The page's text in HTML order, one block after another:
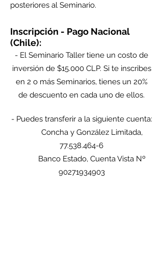
posteriores al Seminario.
Inscripción - Pago Nacional
(Chile):
- El Seminario Taller tiene un costo de
inversión de $15.000 CLP. Si te inscribes
en 2 o más Seminarios, tienes un 20%
de descuento en cada uno de ellos.
- Puedes transferir a la siguiente cuenta:
Concha y González Limitada,
77.538.464-6
Banco Estado, Cuenta Vista Nº
90271934903